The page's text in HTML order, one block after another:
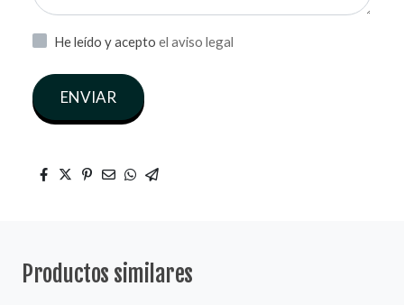
He leído y acepto el aviso legal
ENVIAR
Productos similares